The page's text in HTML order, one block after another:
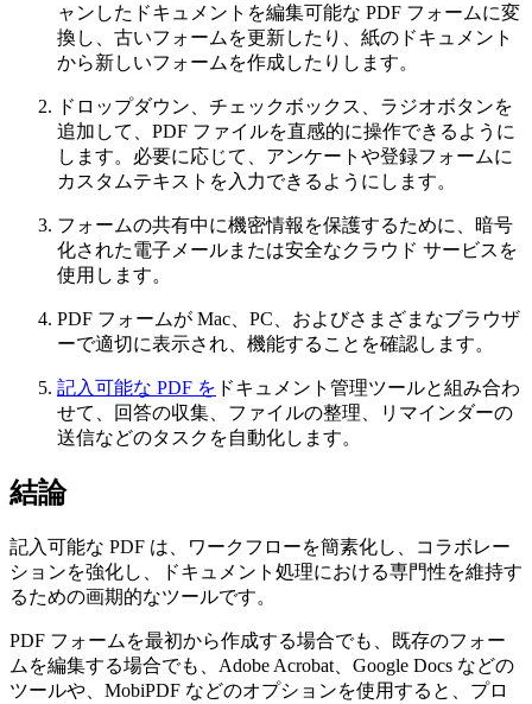
ャンしたドキュメントを編集可能な PDF フォームに変
換し、古いフォームを更新したり、紙のドキュメント
から新しいフォームを作成したりします。
ドロップダウン、チェックボックス、ラジオボタンを
追加して、PDF ファイルを直感的に操作できるように
します。必要に応じて、アンケートや登録フォームに
カスタムテキストを入力できるようにします。
フォームの共有中に機密情報を保護するために、暗号
化された電子メールまたは安全なクラウド サービスを
使用します。
PDF フォームが Mac、PC、およびさまざまなブラウザ
ーで適切に表示され、機能することを確認します。
記入可能な PDF を ドキュメント管理ツールと組み合わ
せて、回答の収集、ファイルの整理、リマインダーの
送信などのタスクを自動化します。
結論
記入可能な PDF は、ワークフローを簡素化し、コラボレー
ションを強化し、ドキュメント処理における専門性を維持す
るための画期的なツールです。
PDF フォームを最初から作成する場合でも、既存のフォー
ムを編集する場合でも、Adobe Acrobat、Google Docs などの
ツールや、MobiPDF などのオプションを使用すると、プロ